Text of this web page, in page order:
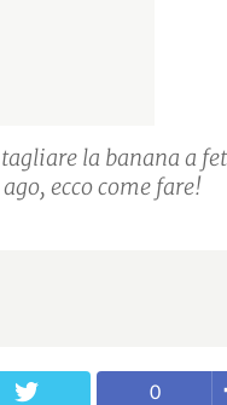
la banana a
ecco come fare!
0